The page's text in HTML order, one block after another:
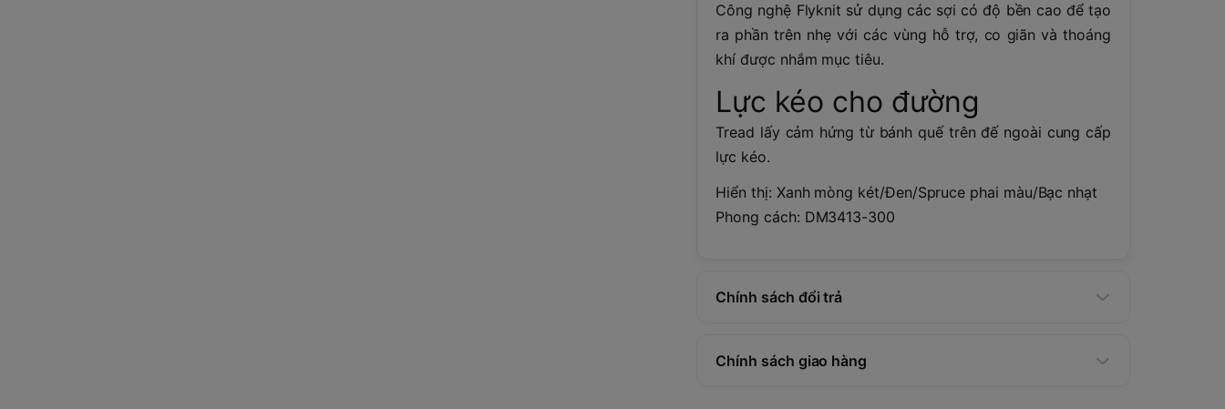
Công nghệ Flyknit sử dụng các sợi có độ bền cao để tạo
ra phần trên nhẹ với các vùng hỗ trợ, co giãn và thoáng
khí được nhắm mục tiêu.
Lực kéo cho đường
Tread lấy cảm hứng từ bánh quế trên đế ngoài cung cấp
lực kéo.
Hiển thị: Xanh mòng két/Đen/Spruce phai màu/Bạc nhạt
Phong cách: DM3413-300
Chính sách đổi trả
Chính sách giao hàng